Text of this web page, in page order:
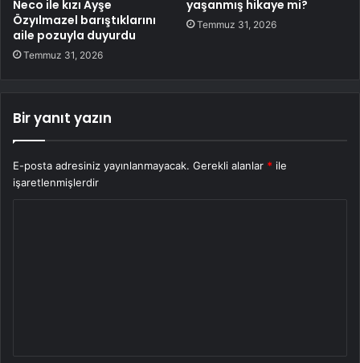
Neco ile kızı Ayşe
Özyılmazel barıştıklarını
aile pozuyla duyurdu
Temmuz 31, 2026
yaşanmış hikaye mi?
Temmuz 31, 2026
Bir yanıt yazın
E-posta adresiniz yayınlanmayacak. Gerekli alanlar * ile
işaretlenmişlerdir